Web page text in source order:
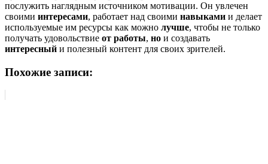
послужить наглядным источником мотивации. Он увлечен
своими интересами, работает над своими навыками и делает
используемые им ресурсы как можно лучше, чтобы не только
получать удовольствие от работы, но и создавать
интересный и полезный контент для своих зрителей.
Похожие записи: